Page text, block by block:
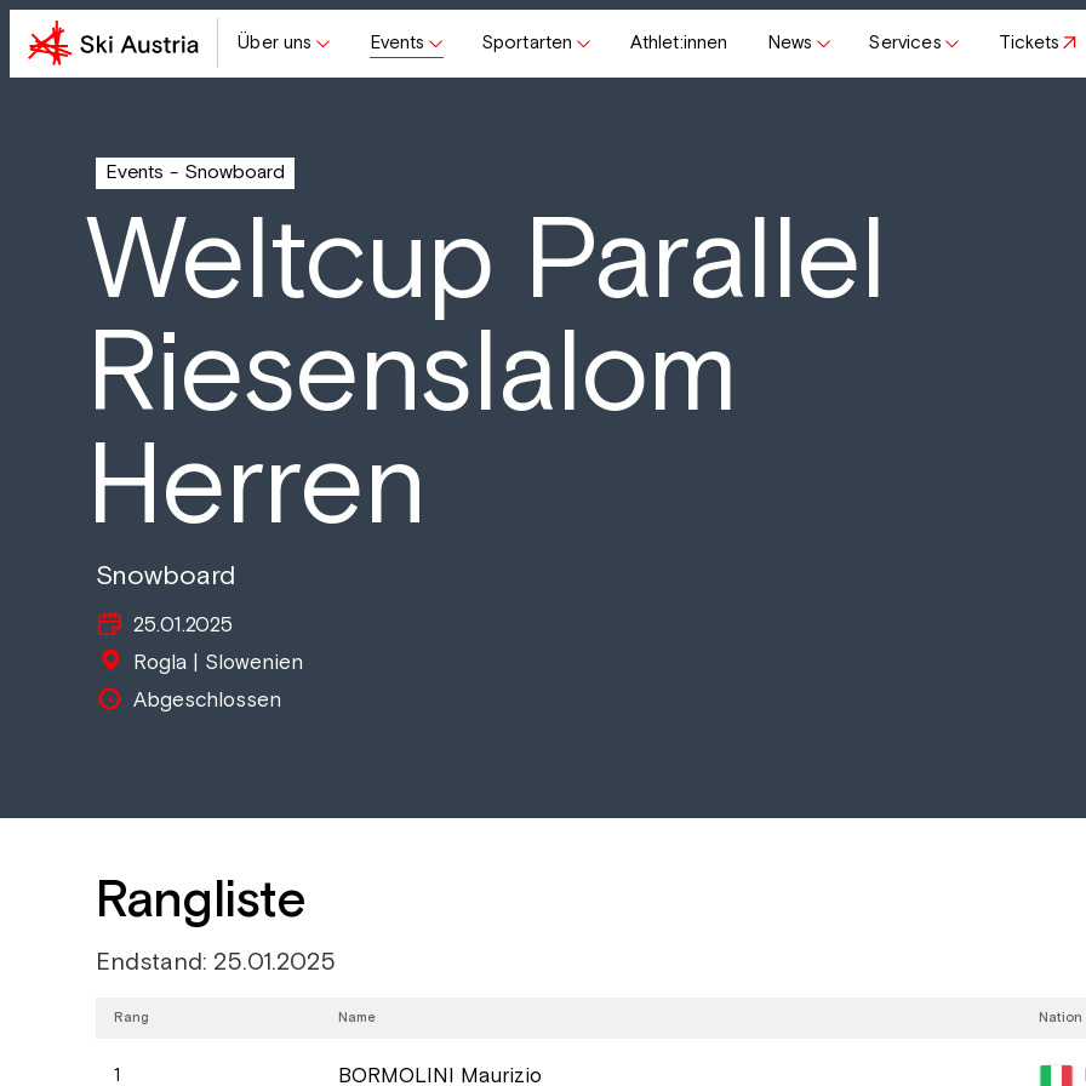
Über uns Events Sportarten Athlet:innen News Services Tickets
Events Snowboard
Weltcup Parallel
Riesenslalom
Herren
Snowboard
25.01.2025
Rogla | Slowenien
Abgeschlossen
Rangliste
Endstand: 25.01.2025
Rang Name Nation
1 BORMOLINI Maurizio